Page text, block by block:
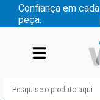
Confiança em cada
peça.